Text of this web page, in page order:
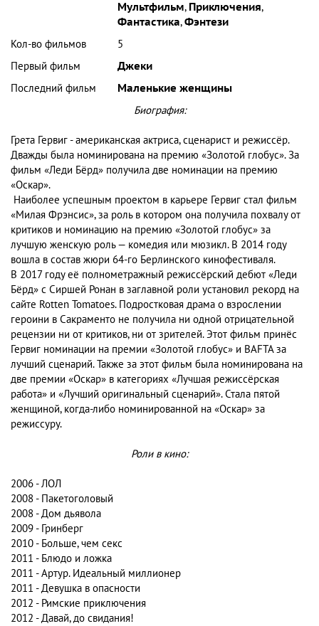
Мультфильм, Приключения,
Фантастика,Фэнтези
Кол-во фильмов
5
Первый фильм
Джеки
Последний фильм
Маленькие женщины
Биография:
Грета Гервиг - американская актриса, сценарист и режиссёр.
Дважды была номинирована на премию «Золотой глобус». За
фильм «Леди Бёрд» получила две номинации на премию
«Оскар».
Наиболее успешным проектом в карьере Гервиг стал фильм
«Милая Фрэнсис», за роль в котором она получила похвалу от
критиков и номинацию на премию «Золотой глобус» за
лучшую женскую роль — комедия или мюзикл. В 2014 году
вошла в состав жюри 64-го Берлинского кинофестиваля.
В 2017 году её полнометражный режиссёрский дебют «Леди
Бёрд» с Сиршей Ронан в заглавной роли установил рекорд на
сайте Rotten Tomatoes. Подростковая драма о взрослении
героини в Сакраменто не получила ни одной отрицательной
рецензии ни от критиков, ни от зрителей. Этот фильм принёс
Гервиг номинации на премии «Золотой глобус» и BAFTA за
лучший сценарий. Также за этот фильм была номинирована на
две премии «Оскар» в категориях «Лучшая режиссёрская
работа» и «Лучший оригинальный сценарий». Стала пятой
женщиной, когда-либо номинированной на «Оскар» за
режиссуру.
Роли в кино:
2006 - ЛОЛ
2008 - Пакетоголовый
2008 - Дом дьявола
2009 - Гринберг
2010 - Больше, чем секс
2011 - Блюдо и ложка
2011 - Артур. Идеальный миллионер
2011 - Девушка в опасности
2012 - Римские приключения
2012 - Давай, до свидания!